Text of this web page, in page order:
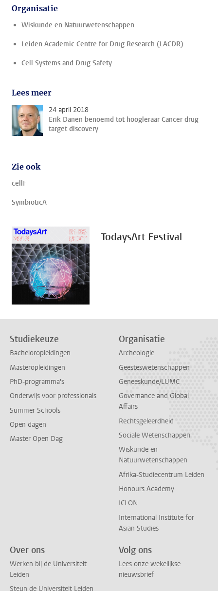
Organisatie
Wiskunde en Natuurwetenschappen
Leiden Academic Centre for Drug Research (LACDR)
Cell Systems and Drug Safety
Lees meer
24 april 2018
Erik Danen benoemd tot hoogleraar Cancer drug
target discovery
Zie ook
cellF
SymbioticA
TodaysArt Festival
Studiekeuze
Bacheloropleidingen
Masteropleidingen
PhD-programma's
Onderwijs voor professionals
Summer Schools
Open dagen
Master Open Dag
Organisatie
Archeologie
Geesteswetenschappen
Geneeskunde/LUMC
Governance and Global
Affairs
Rechtsgeleerdheid
Sociale Wetenschappen
Wiskunde en
Natuurwetenschappen
Afrika-Studiecentrum Leiden
Honours Academy
ICLON
International Institute for
Asian Studies
Over ons
Werken bij de Universiteit
Leiden
Steun de Universiteit Leiden
Volg ons
Lees onze wekelijkse
nieuwsbrief